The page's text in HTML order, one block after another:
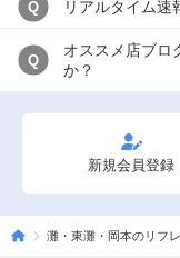
Q リアルタイム速
Q
オススメ店ブロ
か？
新規会員登録
灘・東灘・岡本のリフ